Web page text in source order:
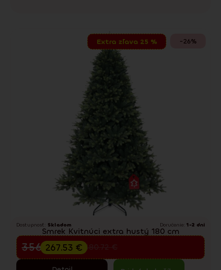
-26%
Extra zľava 25 %
Dostupnosť: Skladom Doručenie: 1-2 dni
Smrek Kvitnúci extra hustý 180 cm
Predvianočný výpredaj
480.72
356.70€
267.53 €